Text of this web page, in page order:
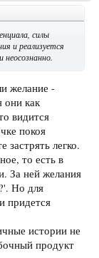
силы
и реализуется
желание -
они как
видится
покоя
застрять легко.
то есть в
За ней желания
Но для
придется
истории не
продукт